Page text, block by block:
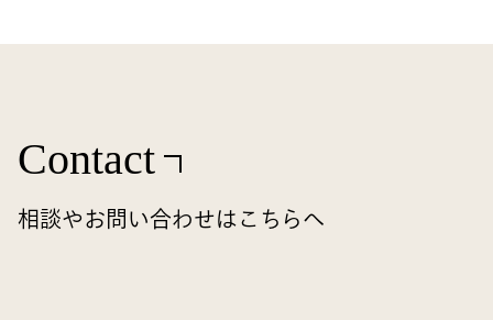
Contact
相談やお問い合わせはこちらへ